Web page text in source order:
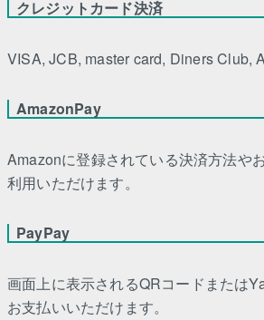
クレジットカード決済
VISA, JCB, master card, Diners Club,
AmazonPay
Amazonに登録されている決済方法や
利用いただけます。
PayPay
画面上に表示されるQRコードまたは
お支払いいただけます。